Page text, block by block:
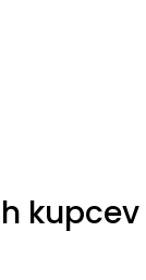
kupcev